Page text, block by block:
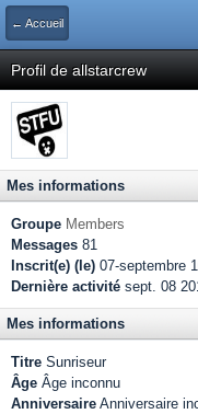
← Accueil
Profil de allstarcrew
Mes informations
Groupe Members
Messages 81
Inscrit(e) (le) 07-septembre
Dernière activité sept. 08
Mes informations
Titre Sunriseur
Âge Âge inconnu
Anniversaire Anniversaire